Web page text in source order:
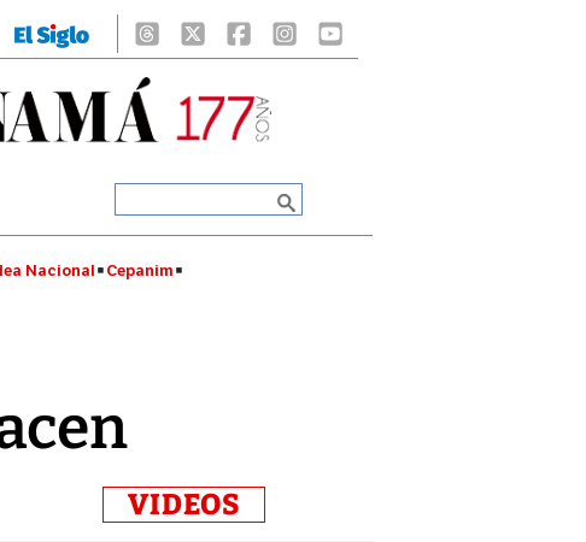
Nacional Cepanim
VIDEOS